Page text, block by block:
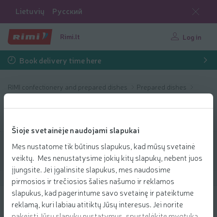
Šioje svetainėje naudojami slapukai
Mes nustatome tik būtinus slapukus, kad mūsų svetainė
veiktų. Mes nenustatysime jokių kitų slapukų, nebent juos
įjungsite. Jei įgalinsite slapukus, mes naudosime
pirmosios ir trečiosios šalies našumo ir reklamos
slapukus, kad pagerintume savo svetainę ir pateiktume
reklamą, kuri labiau atitiktų Jūsų interesus. Jei norite
Lietuvių Русский
Rimi.lt Log in
Book delivery time here
RIMI confectionery and prepared dishes
Prepared dishes
Main dishes
Main dishes
Filter products
Show products
Žuvų kepsneliai, 1 kg